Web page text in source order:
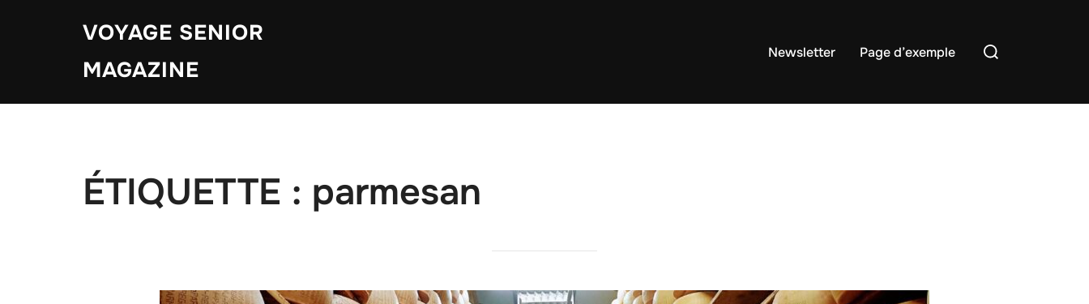
VOYAGE SENIOR
MAGAZINE
Newsletter Page d’exemple
Rechercher :
ÉTIQUETTE : parmesan